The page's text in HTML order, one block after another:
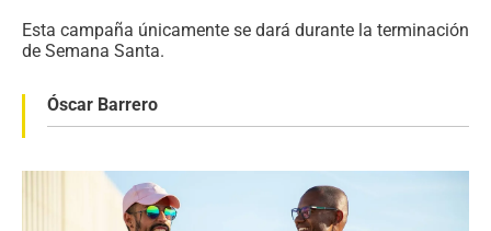
Esta campaña únicamente se dará durante la terminación
de Semana Santa.
Óscar Barrero